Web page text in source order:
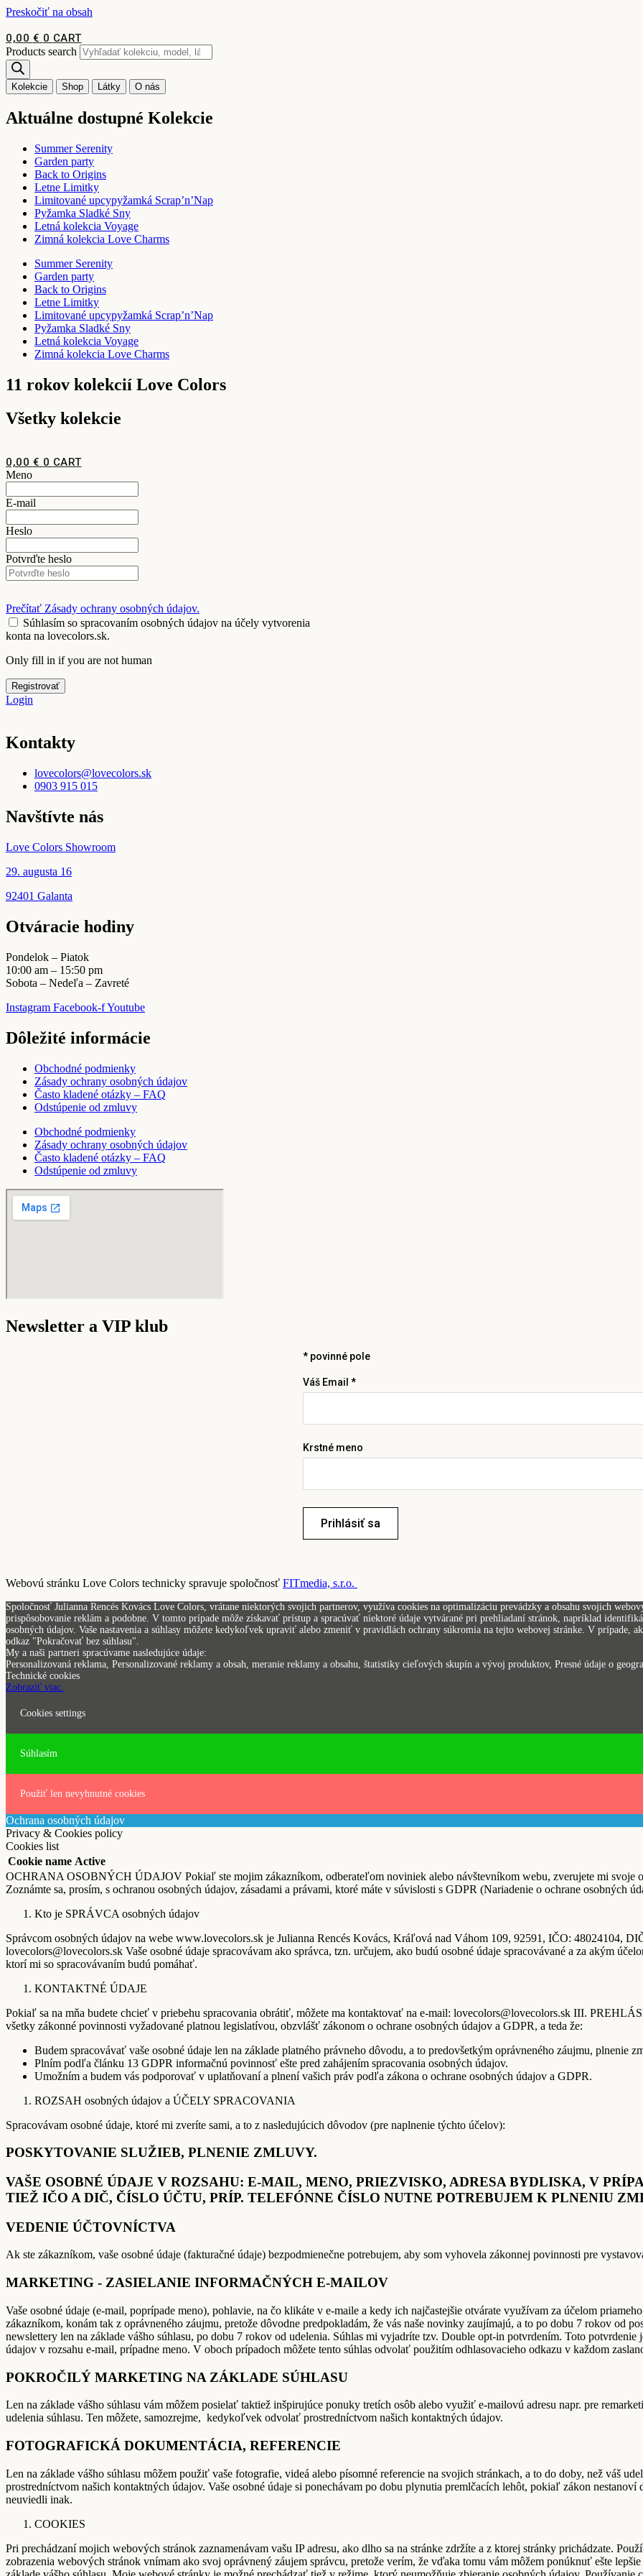
Preskočiť na obsah
0,00 € 0 CART
Products search
Kolekcie Shop Látky O nás
Aktuálne dostupné Kolekcie
Summer Serenity
Garden party
Back to Origins
Letne Limitky
Limitované upcypyžamká Scrap’n’Nap
Pyžamka Sladké Sny
Letná kolekcia Voyage
Zimná kolekcia Love Charms
Summer Serenity
Garden party
Back to Origins
Letne Limitky
Limitované upcypyžamká Scrap’n’Nap
Pyžamka Sladké Sny
Letná kolekcia Voyage
Zimná kolekcia Love Charms
11 rokov kolekcií Love Colors
Všetky kolekcie
0,00 € 0 CART
Meno
E-mail
Heslo
Potvrďte heslo
Prečítať Zásady ochrany osobných údajov.
Súhlasím so spracovaním osobných údajov na účely vytvorenia
konta na lovecolors.sk.
Only fill in if you are not human
Login
Kontakty
lovecolors@lovecolors.sk
0903 915 015
Navštívte nás
Love Colors Showroom
29. augusta 16
92401 Galanta
Otváracie hodiny
Pondelok – Piatok
10:00 am – 15:50 pm
Sobota – Nedeľa – Zavreté
Instagram Facebook-fYoutube
Dôležité informácie
Obchodné podmienky
Zásady ochrany osobných údajov
Často kladené otázky – FAQ
Odstúpenie od zmluvy
Obchodné podmienky
Zásady ochrany osobných údajov
Často kladené otázky – FAQ
Odstúpenie od zmluvy
Newsletter a VIP klub
* povinné pole
Váš Email *
Krstné meno
Prihlásiť sa
Webovú stránku Love Colors technicky spravuje spoločnosť FITmedia, s.r.o.
Spoločnosť Julianna Rencés Kovács Love Colors, vrátane niektorých svojich partnerov, využíva cookies na optimalizáciu prevádzky a obsahu svojich
prispôsobovanie reklám a podobne. V tomto prípade môže získavať prístup a spracúvať niektoré údaje vytvárané pri prehliadaní stránok, napríklad
osobných údajov. Vaše nastavenia a súhlasy môžete kedykoľvek upraviť alebo zmeniť v pravidlách ochrany súkromia na tejto webovej stránke. V prípade,
odkaz "Pokračovať bez súhlasu".
My a naši partneri spracúvame nasledujúce údaje:
Personalizovaná reklama, Personalizované reklamy a obsah, meranie reklamy a obsahu, štatistiky cieľových skupín a vývoj produktov, Presné údaje o
Technické cookies
Zobraziť viac.
Cookies settings
Súhlasím
Použiť len nevyhnutné cookies
Ochrana osobných údajov
Privacy & Cookies policy
Cookies list
Cookie name Active
OCHRANA OSOBNÝCH ÚDAJOV Pokiaľ ste mojim zákazníkom, odberateľom noviniek alebo návštevníkom webu, zverujete mi svoje
Zoznámte sa, prosím, s ochranou osobných údajov, zásadami a právami, ktoré máte v súvislosti s GDPR (Nariadenie o ochrane osobných
Kto je SPRÁVCA osobných údajov
Správcom osobných údajov na webe www.lovecolors.sk je Julianna Rencés Kovács, Kráľová nad Váhom 109, 92591, IČO: 48024104,
lovecolors@lovecolors.sk Vaše osobné údaje spracovávam ako správca, tzn. určujem, ako budú osobné údaje spracovávané a za akým
ktorí mi so spracovávaním budú pomáhať.
KONTAKTNÉ ÚDAJE
Pokiaľ sa na mňa budete chcieť v priebehu spracovania obrátiť, môžete ma kontaktovať na e-mail: lovecolors@lovecolors.sk III.
všetky zákonné povinnosti vyžadované platnou legislatívou, obzvlášť zákonom o ochrane osobných údajov a GDPR, a teda že:
Budem spracovávať vaše osobné údaje len na základe platného právneho dôvodu, a to predovšetkým oprávneného záujmu, plnenie
Plním podľa článku 13 GDPR informačnú povinnosť ešte pred zahájením spracovania osobných údajov.
Umožním a budem vás podporovať v uplatňovaní a plnení vašich práv podľa zákona o ochrane osobných údajov a GDPR.
ROZSAH osobných údajov a ÚČELY SPRACOVANIA
Spracovávam osobné údaje, ktoré mi zveríte sami, a to z nasledujúcich dôvodov (pre naplnenie týchto účelov):
POSKYTOVANIE SLUŽIEB, PLNENIE ZMLUVY.
VAŠE OSOBNÉ ÚDAJE V ROZSAHU: E-MAIL, MENO, PRIEZVISKO, ADRESA BYDLISKA, V
TIEŽ IČO A DIČ, ČÍSLO ÚČTU, PRÍP. TELEFÓNNE ČÍSLO NUTNE POTREBUJEM K PLNENIU
VEDENIE ÚČTOVNÍCTVA
Ak ste zákazníkom, vaše osobné údaje (fakturačné údaje) bezpodmienečne potrebujem, aby som vyhovela zákonnej povinnosti pre
MARKETING - ZASIELANIE INFORMAČNÝCH E-MAILOV
Vaše osobné údaje (e-mail, poprípade meno), pohlavie, na čo klikáte v e-maile a kedy ich najčastejšie otvárate využívam za účelom
zákazníkom, konám tak z oprávneného záujmu, pretože dôvodne predpokladám, že vás naše novinky zaujímajú, a to po dobu 7 rokov od
newslettery len na základe vášho súhlasu, po dobu 7 rokov od udelenia. Súhlas mi vyjadríte tzv. Double opt-in potvrdením. Toto
údajov v rozsahu e-mail, prípadne meno. V oboch prípadoch môžete tento súhlas odvolať použitím odhlasovacieho odkazu v každom
POKROČILÝ MARKETING NA ZÁKLADE SÚHLASU
Len na základe vášho súhlasu vám môžem posielať taktiež inšpirujúce ponuky tretích osôb alebo využiť e-mailovú adresu napr. pre
udelenia súhlasu. Ten môžete, samozrejme, kedykoľvek odvolať prostredníctvom našich kontaktných údajov.
FOTOGRAFICKÁ DOKUMENTÁCIA, REFERENCIE
Len na základe vášho súhlasu môžem použiť vaše fotografie, videá alebo písomné referencie na svojich stránkach, a to do doby, než váš
prostredníctvom našich kontaktných údajov. Vaše osobné údaje si ponechávam po dobu plynutia premlčacích lehôt, pokiaľ zákon
neuviedli inak.
COOKIES
Pri prechádzaní mojich webových stránok zaznamenávam vašu IP adresu, ako dlho sa na stránke zdržíte a z ktorej stránky prichádzate.
zobrazenia webových stránok vnímam ako svoj oprávnený záujem správcu, pretože verím, že vďaka tomu vám môžem ponúknuť ešte